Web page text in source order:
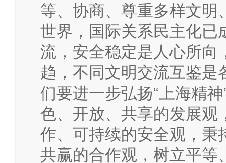
等、协商、尊重多样文明
世界，国际关系民主化已
流，安全稳定是人心所向
趋，不同文明交流互鉴是
们要进一步弘扬“上海精
色、开放、共享的发展观
作、可持续的安全观，秉
共赢的合作观，树立平等